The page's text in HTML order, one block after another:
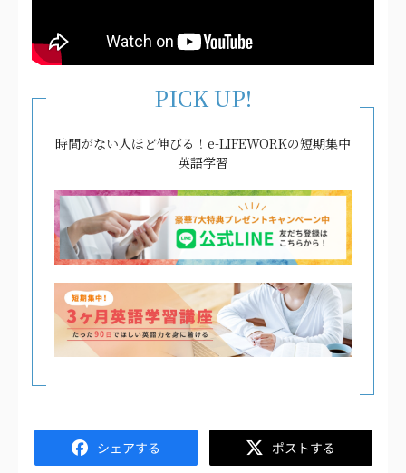
PICK UP!
時間がない人ほど伸びる！e-LIFEWORKの短期集中
英語学習
Facebook
Twitter